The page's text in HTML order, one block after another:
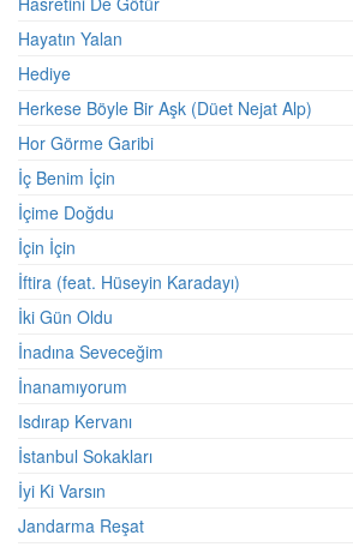
Hayatın Yalan
Hediye
Herkese Böyle Bir Aşk (Düet Nejat Alp)
Hor Görme Garibi
İç Benim İçin
İçime Doğdu
İçin İçin
İftira (feat. Hüseyin Karadayı)
İki Gün Oldu
İnadına Seveceğim
İnanamıyorum
Isdırap Kervanı
İstanbul Sokakları
İyi Ki Varsın
Jandarma Reşat